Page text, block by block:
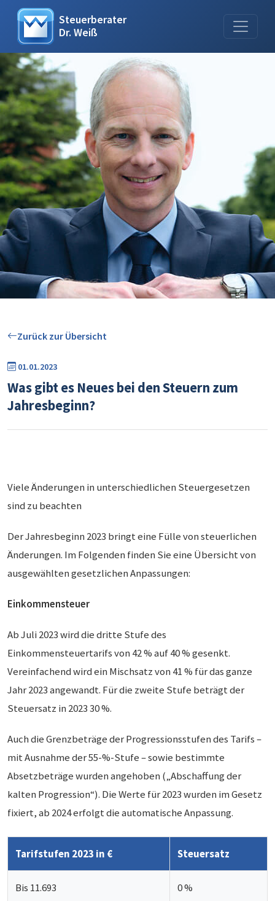
Steuerberater
Dr. Weiß
Zurück zur Übersicht
01.01.2023
Was gibt es Neues bei den Steuern zum
Jahresbeginn?
Viele Änderungen in unterschiedlichen Steuergesetzen
sind zu beachten
Der Jahresbeginn 2023 bringt eine Fülle von steuerlichen
Änderungen. Im Folgenden finden Sie eine Übersicht von
ausgewählten gesetzlichen Anpassungen:
Einkommensteuer
Ab Juli 2023 wird die dritte Stufe des
Einkommensteuertarifs von 42 % auf 40 % gesenkt.
Vereinfachend wird ein Mischsatz von 41 % für das ganze
Jahr 2023 angewandt. Für die zweite Stufe beträgt der
Steuersatz in 2023 30 %.
Auch die Grenzbeträge der Progressionsstufen des Tarifs –
mit Ausnahme der 55-%-Stufe – sowie bestimmte
Absetzbeträge wurden angehoben („Abschaffung der
kalten Progression“). Die Werte für 2023 wurden im Gesetz
fixiert, ab 2024 erfolgt die automatische Anpassung.
Tarifstufen 2023 in € Steuersatz
Bis 11.693 0 %